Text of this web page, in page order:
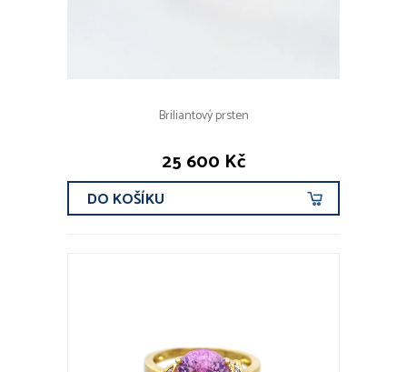
Briliantový prsten
25 600 Kč
DO KOŠÍKU